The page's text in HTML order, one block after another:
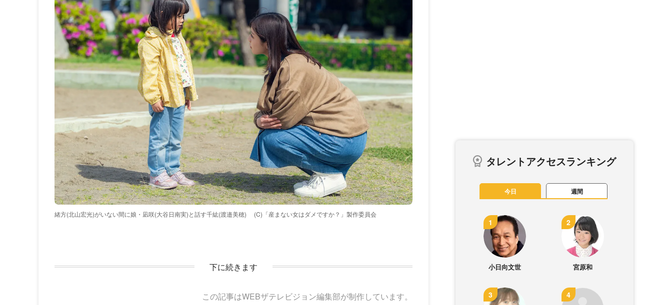
緒方(北山宏光)がいない間に娘・凪咲(大谷日南実)と話す千紘(渡邉美穂) (C)「産まない女はダメですか？」製作委員会
下に続きます
この記事はWEBザテレビジョン編集部が制作しています。
タレントアクセスランキング
今日 週間
小日向文世 宮原和